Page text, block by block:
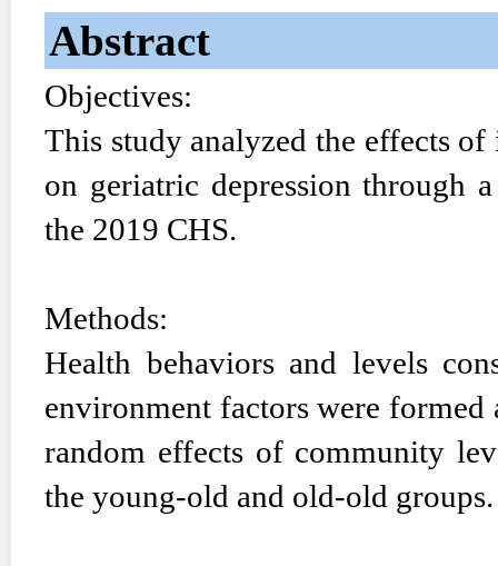
Abstract
Objectives:
This study analyzed the effects
on geriatric depression through
the 2019 CHS.
Methods:
Health behaviors and levels
environment factors were
random effects of community
the young-old and old-old groups.